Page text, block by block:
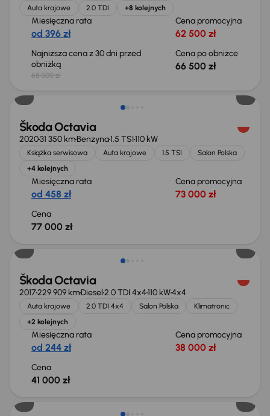
Auta krajowe
2.0 TDI +8 kolejnych
Miesięczna rata
od 396 zł
Cena promocyjna
62 500 zł
Najniższa cena z 30 dni przed
obniżką
68 000 zł
Cena po obniżce
66 500 zł
Škoda Octavia
202031 350 kmBenzyna1.5 TSI110 kW
Książka serwisowa Auta krajowe 1.5 TSI
Salon Polska
+4 kolejnych
Miesięczna rata
od 458 zł
Cena promocyjna
73 000 zł
Cena
77 000 zł
Škoda Octavia
2017229 909 kmDiesel2.0 TDI 4x4110 kW4x4
Auta krajowe 2.0 TDI 4x4 Salon Polska
Klimatronic
+2 kolejnych
Miesięczna rata
od 244 zł
Cena promocyjna
38 000 zł
Cena
41 000 zł